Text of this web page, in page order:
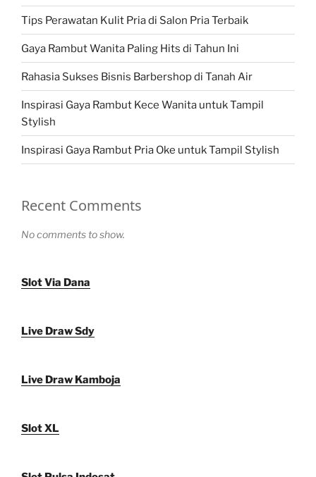
Tips Perawatan Kulit Pria di Salon Pria Terbaik
Gaya Rambut Wanita Paling Hits di Tahun Ini
Rahasia Sukses Bisnis Barbershop di Tanah Air
Inspirasi Gaya Rambut Kece Wanita untuk Tampil
Stylish
Inspirasi Gaya Rambut Pria Oke untuk Tampil Stylish
Recent Comments
No comments to show.
Slot Via Dana
Live Draw Sdy
Live Draw Kamboja
Slot XL